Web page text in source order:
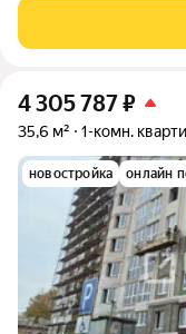
зелень?
двухкомнатную
4 305 787₽
35,6 м² 1-комн.
новостройка онлайн